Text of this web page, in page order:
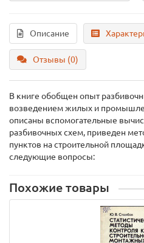
Описание
Отзывы (0)
В книге обобщен опыт
возведением жилых и
описаны вспомогательные
разбивочных схем, приведен
пунктов на строительной
следующие вопросы:
Похожие товары